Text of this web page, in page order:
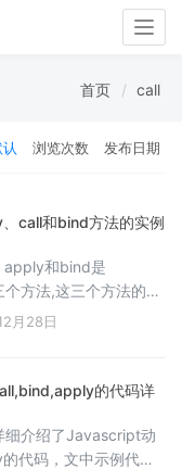
首页 call
浏览次数 发布日期
call和bind方法的实例
和bind是
方法,这三个方法的主
指向,下面这篇文章
何使用JS简单实现
月28日
的代码详
细介绍了Javascript动
代码，文中示例代码